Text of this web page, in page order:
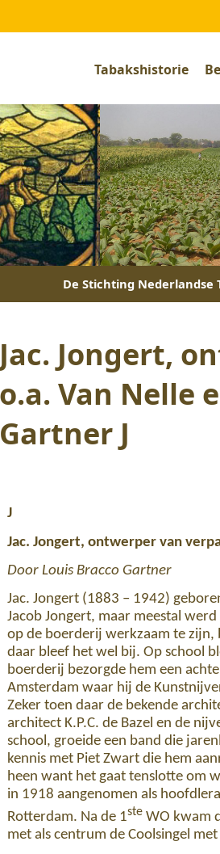
Tabakshistorie
De Stichting Nederlandse
Jac. Jongert,
o.a. Van Nelle
Gartner J
J
Jac. Jongert, ontwerper van
Door Louis Bracco Gartner
Jac. Jongert (1883 – 1942)
Jacob Jongert, maar meestal
op de boerderij werkzaam te zijn,
daar bleef het wel bij. Op school
boerderij bezorgde hem een
Amsterdam waar hij de
Zeker toen daar de bekende
architect K.P.C. de Bazel en de
school, groeide een band die
kennis met Piet Zwart die hem
heen want het gaat tenslotte om
in 1918 aangenomen als
Rotterdam. Na de 1ste WO kwam
met als centrum de Coolsingel